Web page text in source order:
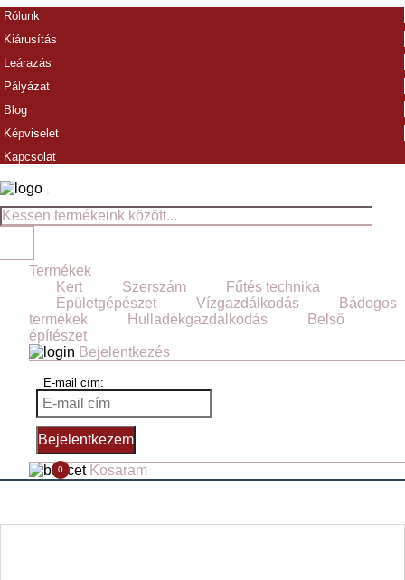
Rólunk
Kiárusítás
Leárazás
Pályázat
Blog
Képviselet
Kapcsolat
Termékek
Kert
Szerszám
Fűtés technika
Épületgépészet
Vízgazdálkodás
Bádogos
termékek
Hulladékgazdálkodás
Belső
építészet
Bejelentkezés
E-mail cím:
Bejelentkezem
Kosaram
0